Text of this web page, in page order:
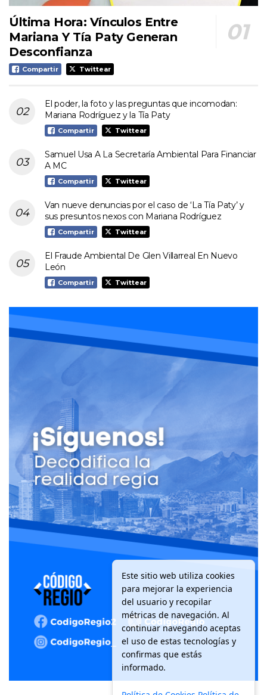
Última Hora: Vínculos Entre
Mariana Y Tía Paty Generan
Desconfianza
Compartir Twittear
El poder, la foto y las preguntas que incomodan:
Mariana Rodríguez y la Tía Paty
Compartir Twittear
Samuel Usa A La Secretaría Ambiental Para Financiar
A MC
Compartir Twittear
Van nueve denuncias por el caso de ‘La Tía Paty’ y
sus presuntos nexos con Mariana Rodríguez
Compartir Twittear
El Fraude Ambiental De Glen Villarreal En Nuevo
León
Compartir Twittear
Este sitio web utiliza cookies
para mejorar la experiencia
del usuario y recopilar
métricas de navegación. Al
continuar navegando aceptas
el uso de estas tecnologías y
confirmas que estás
informado.